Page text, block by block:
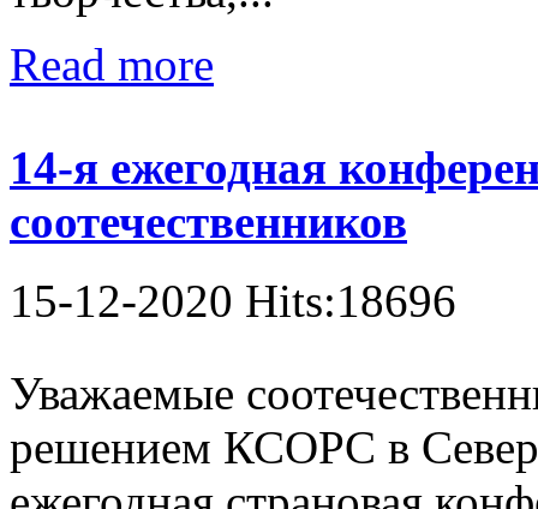
Read more
14-я ежегодная
соотечественников
15-12-2020 Hits:18696
Уважаемые
решением КСОРС в